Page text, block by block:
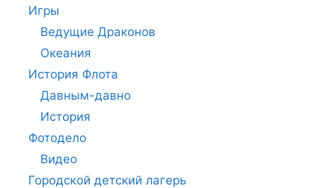
Игры
Ведущие Драконов
Океания
История Флота
Давным-давно
История
Фотодело
Видео
Городской детский лагерь